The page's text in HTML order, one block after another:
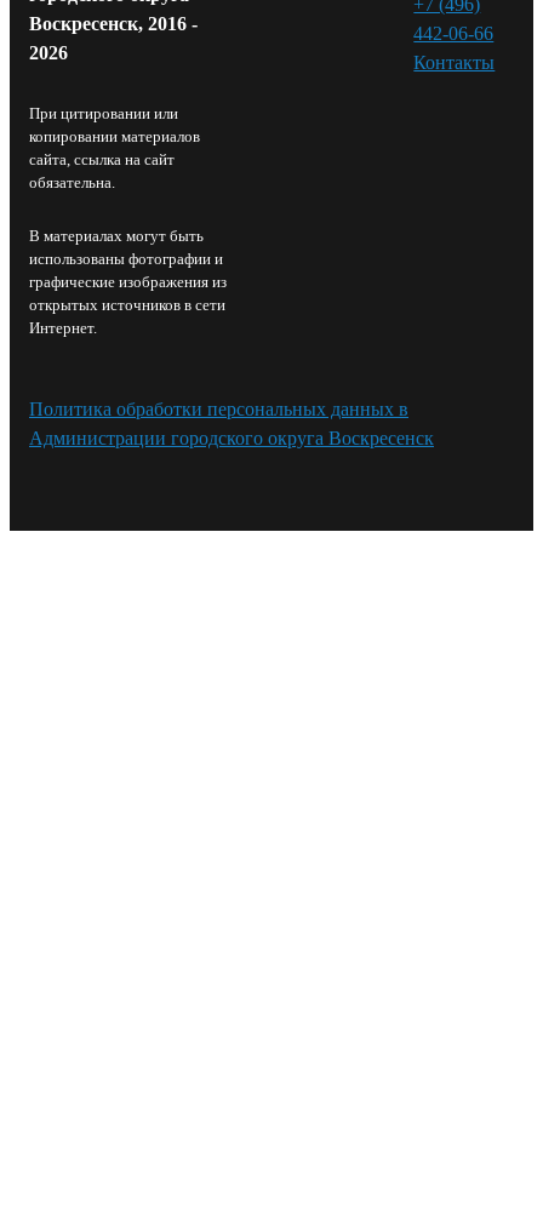
Воскресенск, 2016 -
2026
При цитировании или
копировании материалов
сайта, ссылка на сайт
обязательна.
В материалах могут быть
использованы фотографии и
графические изображения из
открытых источников в сети
Интернет.
442-06-66
Контакты⁠
Политика обработки персональных данных в
Администрации городского округа Воскресенск